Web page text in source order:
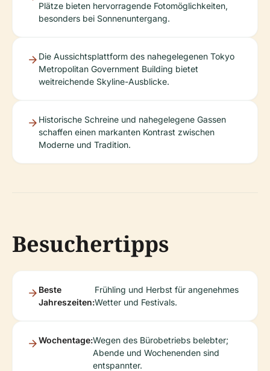
Plätze bieten hervorragende Fotomöglichkeiten,
besonders bei Sonnenuntergang.
Die Aussichtsplattform des nahegelegenen Tokyo
Metropolitan Government Building bietet
weitreichende Skyline-Ausblicke.
Historische Schreine und nahegelegene Gassen
schaffen einen markanten Kontrast zwischen
Moderne und Tradition.
Besuchertipps
Beste
Jahreszeiten:
Frühling und Herbst für angenehmes
Wetter und Festivals.
Wochentage:Wegen des Bürobetriebs belebter;
Abende und Wochenenden sind
entspannter.